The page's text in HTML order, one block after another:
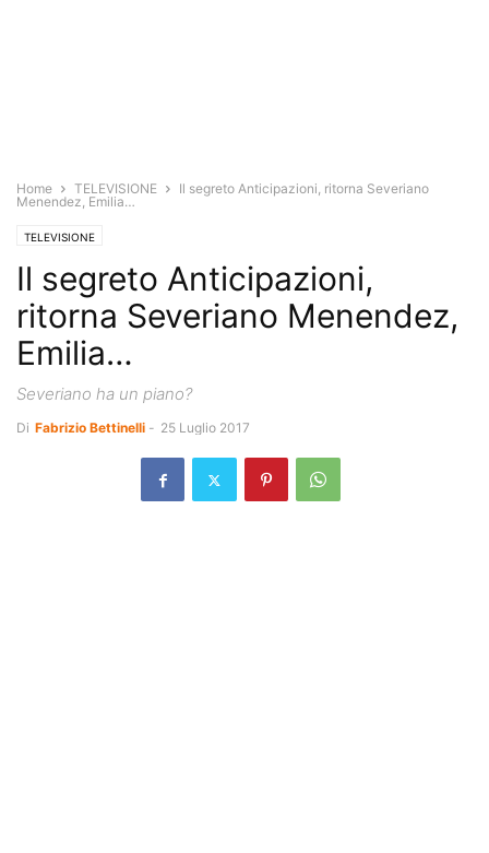
Home TELEVISIONE
Il segreto Anticipazioni, ritorna Severiano
Menendez, Emilia…
TELEVISIONE
Il segreto Anticipazioni,
ritorna Severiano Menendez,
Emilia…
Severiano ha un piano?
Di Fabrizio Bettinelli - 25 Luglio 2017